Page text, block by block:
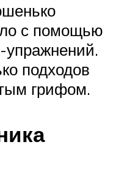
с помощью
упражнений.
подходов
грифом.